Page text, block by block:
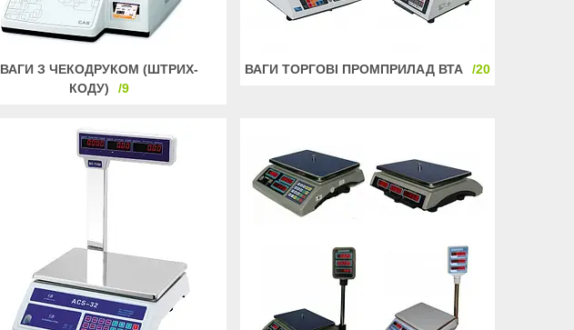
ВАГИ З ЧЕКОДРУКОМ (ШТРИХ-
КОДУ)
9
ВАГИ ТОРГОВІ ПРОМПРИЛАД ВТА 20